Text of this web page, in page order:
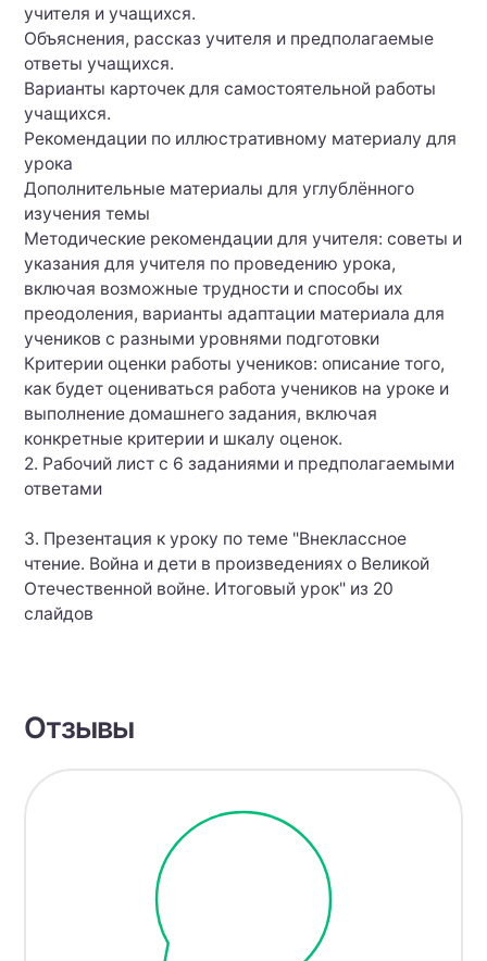
учителя и учащихся.
Объяснения, рассказ учителя и предполагаемые
ответы учащихся.
Варианты карточек для самостоятельной работы
учащихся.
Рекомендации по иллюстративному материалу для
урока
Дополнительные материалы для углублённого
изучения темы
Методические рекомендации для учителя: советы и
указания для учителя по проведению урока,
включая возможные трудности и способы их
преодоления, варианты адаптации материала для
учеников с разными уровнями подготовки
Критерии оценки работы учеников: описание того,
как будет оцениваться работа учеников на уроке и
выполнение домашнего задания, включая
конкретные критерии и шкалу оценок.
2. Рабочий лист с 6 заданиями и предполагаемыми
ответами
3. Презентация к уроку по теме "Внеклассное
чтение. Война и дети в произведениях о Великой
Отечественной войне. Итоговый урок" из 20
слайдов
Отзывы